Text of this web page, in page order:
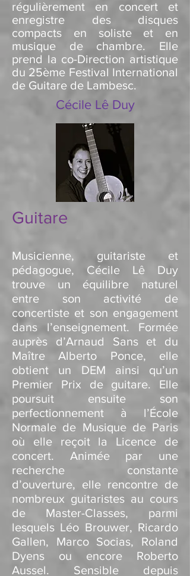
régulièrement en concert et
enregistre des disques
compacts en soliste et en
musique de chambre. Elle
prend la co-Direction artistique
du 25ème Festival International
de Guitare de Lambesc.
Cécile Lê Duy
Guitare
Musicienne, guitariste et
pédagogue, Cécile Lê Duy
trouve un équilibre naturel
entre son activité de
concertiste et son engagement
dans l’enseignement. Formée
auprès d’Arnaud Sans et du
Maître Alberto Ponce, elle
obtient un DEM ainsi qu’un
Premier Prix de guitare. Elle
poursuit ensuite son
perfectionnement à l’École
Normale de Musique de Paris
où elle reçoit la Licence de
concert. Animée par une
recherche constante
d’ouverture, elle rencontre de
nombreux guitaristes au cours
de Master-Classes, parmi
lesquels Léo Brouwer, Ricardo
Gallen, Marco Socias, Roland
Dyens ou encore Roberto
Aussel. Sensible depuis